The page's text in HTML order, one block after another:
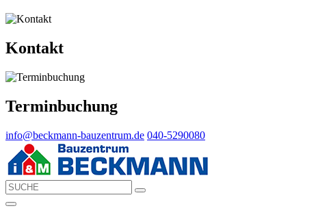
Kontakt
Terminbuchung
info@beckmann-bauzentrum.de 040-5290080